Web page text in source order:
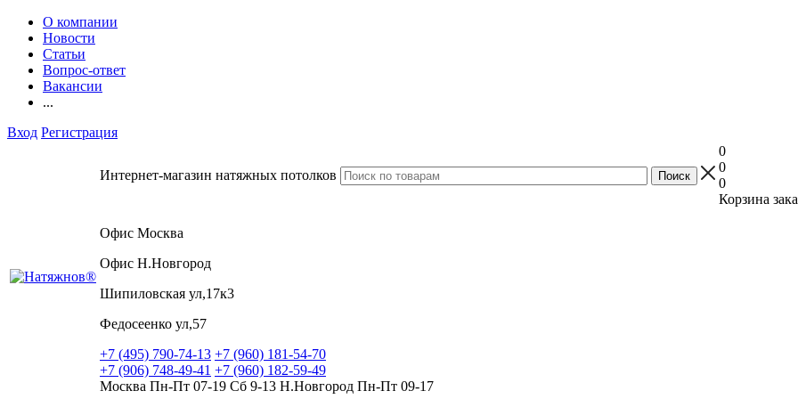
О компании
Новости
Статьи
Вопрос-ответ
Вакансии
...
Вход Регистрация
Интернет-магазин натяжных потолков
0
0
0
Корзина
Офис Москва
Офис Н.Новгород
Шипиловская ул,17к3
Федосеенко ул,57
+7 (495) 790-74-13 +7 (960) 181-54-70
+7 (906) 748-49-41 +7 (960) 182-59-49
Москва Пн-Пт 07-19 Сб 9-13 Н.Новгород Пн-Пт 09-17